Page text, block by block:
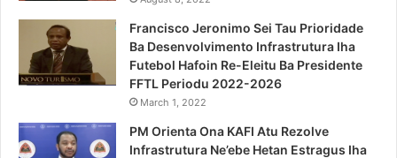
Francisco Jeronimo Sei Tau Prioridade
Ba Desenvolvimento Infrastrutura Iha
Futebol Hafoin Re-Eleitu Ba Presidente
FFTL Periodu 2022-2026
March 1, 2022
PM Orienta Ona KAFI Atu Rezolve
Infrastrutura Ne’ebe Hetan Estragus Iha